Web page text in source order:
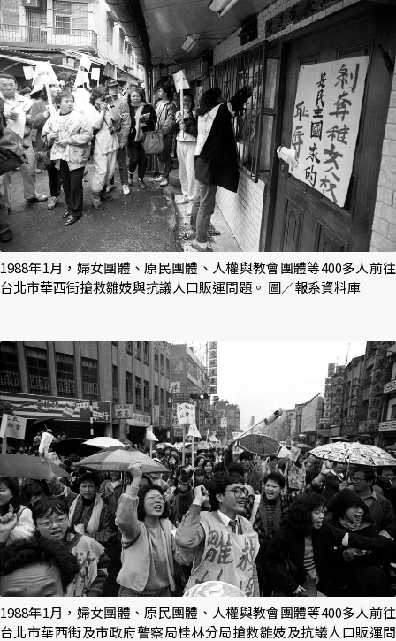
1988年1月，婦女團體、原民團體、人權與教會團體等400多人前往
台北市華西街搶救雛妓與抗議人口販運問題。 圖／報系資料庫
1988年1月，婦女團體、原民團體、人權與教會團體等400多人前往
台北市華西街及市政府警察局桂林分局搶救雛妓及抗議人口販運問